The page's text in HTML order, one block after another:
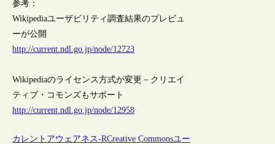
参考：
Wikipediaユーザビリティ調査結果のプレビュ
ーが公開
http://current.ndl.go.jp/node/12723
Wikipediaのライセンス方式が変更－クリエイ
ティブ・コモンズもサポート
http://current.ndl.go.jp/node/12958
カレントアウェアネス-RCreative Commonsユー